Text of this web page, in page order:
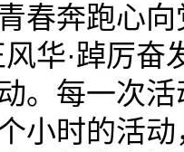
春奔跑心
华·踔厉
。每一次
小时的活